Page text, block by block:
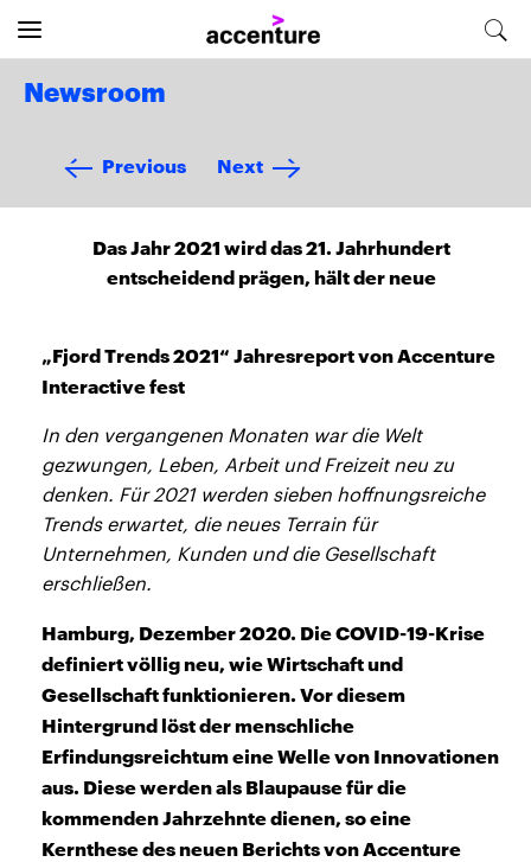
Newsroom
Previous Next
Das Jahr 2021 wird das 21. Jahrhundert
entscheidend prägen, hält der neue
„Fjord Trends 2021“ Jahresreport von Accenture
Interactive fest
In den vergangenen Monaten war die Welt
gezwungen, Leben, Arbeit und Freizeit neu zu
denken. Für 2021 werden sieben hoffnungsreiche
Trends erwartet, die neues Terrain für
Unternehmen, Kunden und die Gesellschaft
erschließen.
Hamburg, Dezember 2020. Die COVID-19-Krise
definiert völlig neu, wie Wirtschaft und
Gesellschaft funktionieren. Vor diesem
Hintergrund löst der menschliche
Erfindungsreichtum eine Welle von Innovationen
aus. Diese werden als Blaupause für die
kommenden Jahrzehnte dienen, so eine
Kernthese des neuen Berichts von Accenture